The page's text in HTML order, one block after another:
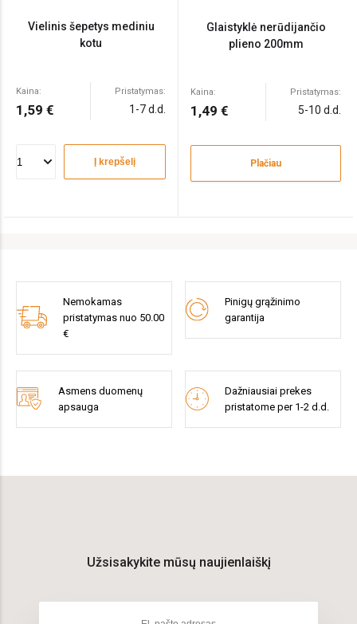
Vielinis šepetys mediniu
kotu
Kaina:
1,59 €
Pristatymas:
1-7 d.d.
Į krepšelį
Glaistyklė nerūdijančio
plieno 200mm
Kaina:
1,49 €
Pristatymas:
5-10 d.d.
Plačiau
Nemokamas
pristatymas nuo 50.00
€
Pinigų grąžinimo
garantija
Asmens duomenų
apsauga
Dažniausiai prekes
pristatome per 1-2 d.d.
Užsisakykite mūsų naujienlaiškį